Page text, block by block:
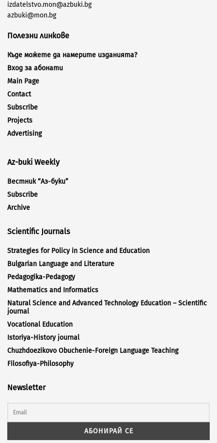
izdatelstvo.mon@azbuki.bg
azbuki@mon.bg
Полезни линкове
Къде можете да намерите изданията?
Вход за абонати
Main Page
Contact
Subscribe
Projects
Advertising
Az-buki Weekly
Вестник “Аз-буки”
Subscribe
Archive
Scientific Journals
Strategies for Policy in Science and Education
Bulgarian Language and Literature
Pedagogika-Pedagogy
Mathematics and Informatics
Natural Science and Advanced Technology Education – Scientific
journal
Vocational Education
Istoriya-History journal
Chuzhdoezikovo Obuchenie-Foreign Language Teaching
Filosofiya-Philosophy
Newsletter